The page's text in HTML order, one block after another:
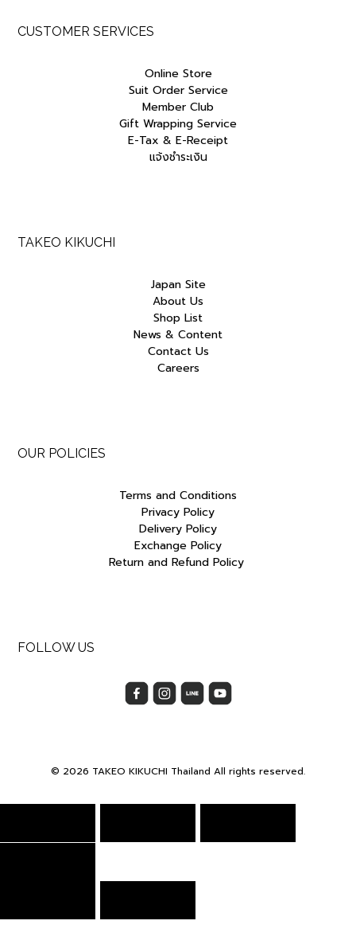
CUSTOMER SERVICES
Online Store
Suit Order Service
Member Club
Gift Wrapping Service
E-Tax & E-Receipt
แจ้งชำระเงิน
TAKEO KIKUCHI
Japan Site
About Us
Shop List
News & Content
Contact Us
Careers
OUR POLICIES
Terms and Conditions
Privacy Policy
Delivery Policy
Exchange Policy
Return and Refund Policy
FOLLOW US
© 2026 TAKEO KIKUCHI Thailand All rights reserved.